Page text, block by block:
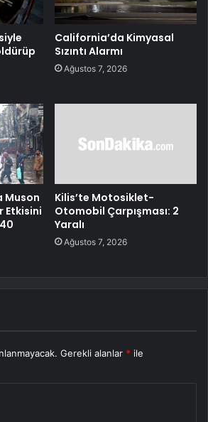
California’da Kimyasal
Sızıntı Alarmı
Ağustos 7, 2026
Muson
Etkisini
Kilis’te Motosiklet-
Otomobil Çarpışması: 2
Yaralı
Ağustos 7, 2026
Gerekli alanlar * ile